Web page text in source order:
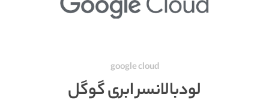
google cloud
لودبالانسر ابری گوگل